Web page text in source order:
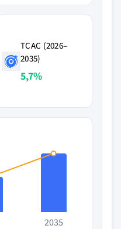
TCAC (2026–
2035)
5,7%
2035